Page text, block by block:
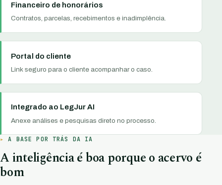
Financeiro de honorários
Contratos, parcelas, recebimentos e inadimplência.
Portal do cliente
Link seguro para o cliente acompanhar o caso.
Integrado ao LegJur AI
Anexe análises e pesquisas direto no processo.
A BASE POR TRÁS DA IA
A inteligência é boa porque o acervo é
bom